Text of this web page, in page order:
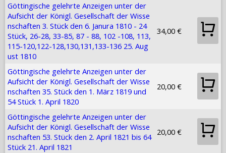
Göttingische gelehrte Anzeigen unter der
Aufsicht der Königl. Gesellschaft der Wisse
nschaften 3. Stück den 6. Janura 1810 - 24
Stück, 26-28, 33-85, 87 - 88, 102 -108, 113,
115-120,122-128,130,131,133-136 25. Aug
ust 1810
34,00 €
Göttingische gelehrte Anzeigen unter der
Aufsicht der Königl. Gesellschaft der Wisse
nschaften 35. Stück den 1. März 1819 und
54 Stück 1. April 1820
20,00 €
Göttingische gelehrte Anzeigen unter der
Aufsicht der Königl. Gesellschaft der Wisse
nschaften 53. Stück den 2. April 1821 bis 64
Stück 21. April 1821
20,00 €